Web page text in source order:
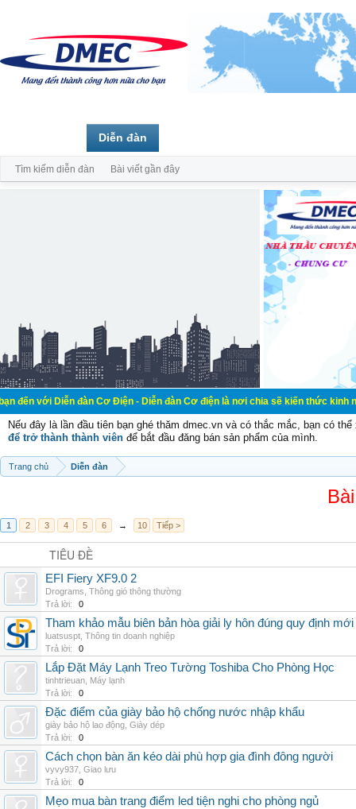
đàn Cơ Điện - Diễn đàn Cơ điện là nơi chia sẽ kiến thức kinh nghiệm
Nếu đây là lần đầu tiên bạn ghé thăm dmec.vn và có thắc mắc, bạn có
để trở thành thành viên để bắt đầu đăng bán sản phẩm của mình.
Trang chủ Diễn đàn
1 2 3 4 5 6 → 10 Tiếp >
TIÊU ĐỀ
EFI Fiery XF9.0 2
Drograms Thông gió thông thường
Trả lời:
0
Tham khảo mẫu biên bản hòa giải ly hôn đúng quy định mới
luatsuspt Thông tin doanh nghiệp
Trả lời:
0
Lắp Đặt Máy Lạnh Treo Tường Toshiba Cho Phòng Học
tinhtrieuan Máy lạnh
Trả lời:
0
Đặc điểm của giày bảo hộ chống nước nhập khẩu
giày bảo hộ lao động Giày dép
Trả lời:
0
Cách chọn bàn ăn kéo dài phù hợp gia đình đông người
vyvy937 Giao lưu
Trả lời:
0
Mẹo mua bàn trang điểm led tiện nghi cho phòng ngủ
Diễn đàn
Tìm kiếm diễn đàn Bài viết gần đây